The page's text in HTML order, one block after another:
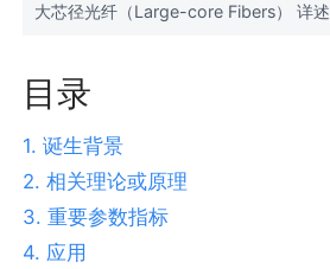
大芯径光纤（Large-core Fibers） 详述
目录
1. 诞生背景
2. 相关理论或原理
3. 重要参数指标
4. 应用